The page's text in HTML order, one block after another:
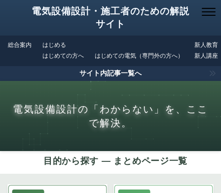
電気設備設計・施工者のための解説
サイト
総合案内
はじめる
はじめての方へ
はじめての電気（専門外の方へ）
新人教育
新人講座
サイト内記事一覧へ
電気設備設計の「わからない」を、ここ
で解決。